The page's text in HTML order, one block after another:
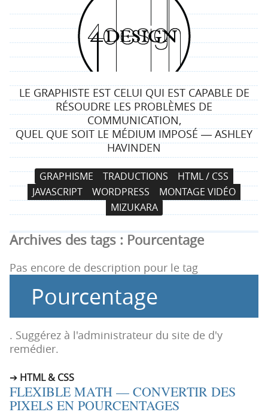
4
d
e
s
i
g
n
LE GRAPHISTE EST CELUI QUI EST CAPABLE DE
RÉSOUDRE LES PROBLÈMES DE
COMMUNICATION,
QUEL QUE SOIT LE MÉDIUM IMPOSÉ ― ASHLEY
HAVINDEN
N
a
v
i
g
a
t
i
p
i
c
i
p
A
l
l
e
r
a
u
c
t
n
GRAPHISME TRADUCTIONS
HTML / CSS
JAVASCRIPT
WORDPRESS
MONTAGE VIDÉO
MIZUKARA
Archives des tags : Pourcentage
Pas encore de description pour le tag
Pourcentage
. Suggérez à l'administrateur du site de d'y
remédier.
HTML & CSS
FLEXIBLE MATH — CONVERTIR DES
PIXELS EN POURCENTAGES